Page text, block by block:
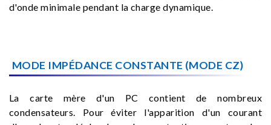
d'onde minimale pendant la charge dynamique.
MODE IMPÉDANCE CONSTANTE (MODE CZ)
La carte mère d'un PC contient de nombreux
condensateurs. Pour éviter l'apparition d'un courant